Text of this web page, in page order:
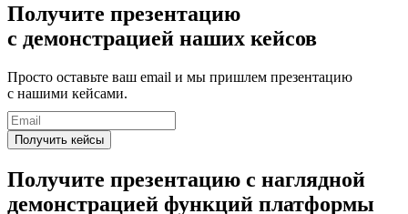
Получите презентацию
с демонстрацией наших кейсов
Просто оставьте ваш email и мы пришлем презентацию
с нашими кейсами.
Получить кейсы
Получите презентацию с наглядной
демонстрацией функций платформы